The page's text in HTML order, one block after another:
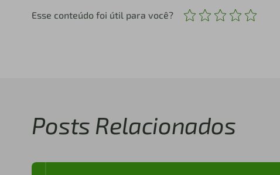
Esse conteúdo foi útil para você?
Posts Relacionados